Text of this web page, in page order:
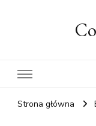
Strona główna